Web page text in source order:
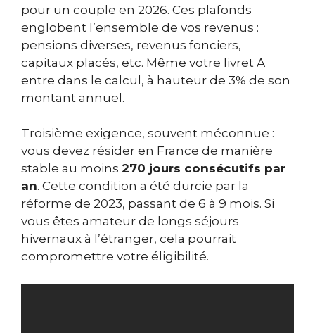
pour un couple en 2026. Ces plafonds
englobent l’ensemble de vos revenus :
pensions diverses, revenus fonciers,
capitaux placés, etc. Même votre livret A
entre dans le calcul, à hauteur de 3% de son
montant annuel.
Troisième exigence, souvent méconnue :
vous devez résider en France de manière
stable au moins 270 jours consécutifs par
an. Cette condition a été durcie par la
réforme de 2023, passant de 6 à 9 mois. Si
vous êtes amateur de longs séjours
hivernaux à l’étranger, cela pourrait
compromettre votre éligibilité.